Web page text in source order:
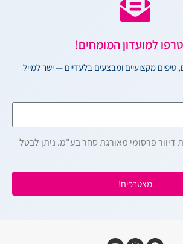
למועדון המומחים!
מקצועיים ומבצעים בלעדיים — ישר למייל
פרסומי מאורגת סחר בע"מ. ניתן לבטל
מצטרפים!